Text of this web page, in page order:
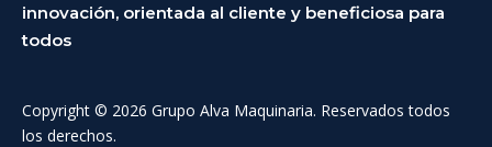
innovación, orientada al cliente y beneficiosa para
todos
Copyright © 2026 Grupo Alva Maquinaria. Reservados todos
los derechos.